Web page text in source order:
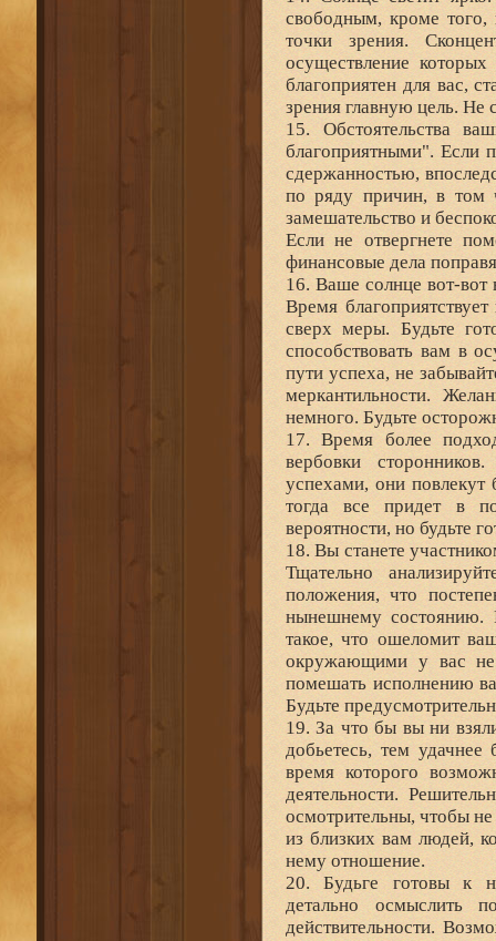
свободным, кроме того,
точки зрения.
осуществление
благоприятен для вас,
зрения главную цель. Не
15. Обстоятельства
благоприятными". Если
сдержанностью,
по ряду причин, в том
замешательство и
Если не отвергнете
финансовые дела
16. Ваше солнце вот-вот
Время
сверх меры. Будьте
способствовать вам в
пути успеха, не
меркантильности.
немного. Будьте
17. Время более
вербовки
успехами, они
тогда все придет в
вероятности, но будьте
18. Вы станете
Тщательно
положения, что
нынешнему состоянию.
такое, что ошеломит
окружающими у вас не
помешать исполнению
Будьте
19. За что бы вы ни
добьетесь, тем удачнее
время которого
деятельности.
осмотрительны, чтобы не
из близких вам людей,
нему отношение.
20. Будьге готовы к
детально осмыслить
действительности.